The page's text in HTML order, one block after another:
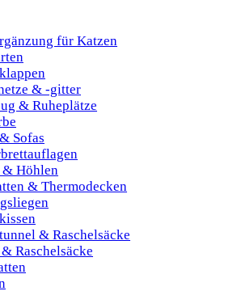
für Katzen
& -gitter
& Ruheplätze
Sofas
& Höhlen
& Thermodecken
& Raschelsäcke
Raschelsäcke